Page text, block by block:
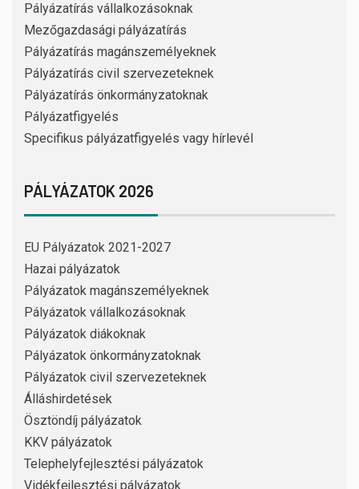
Pályázatírás vállalkozásoknak
Mezőgazdasági pályázatírás
Pályázatírás magánszemélyeknek
Pályázatírás civil szervezeteknek
Pályázatírás önkormányzatoknak
Pályázatfigyelés
Specifikus pályázatfigyelés vagy hírlevél
PÁLYÁZATOK 2026
EU Pályázatok 2021-2027
Hazai pályázatok
Pályázatok magánszemélyeknek
Pályázatok vállalkozásoknak
Pályázatok diákoknak
Pályázatok önkormányzatoknak
Pályázatok civil szervezeteknek
Álláshirdetések
Ösztöndíj pályázatok
KKV pályázatok
Telephelyfejlesztési pályázatok
Vidékfejlesztési pályázatok